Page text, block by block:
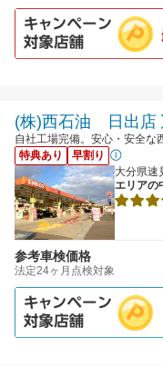
(株)西石油 日出店
自社工場完備。安心・安全な
特典あり
早割り
大分県速
エリアの
参考車検価格
法定24ヶ月点検対象